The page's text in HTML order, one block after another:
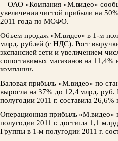
ОАО «Компания «М.видео»
увеличении чистой прибыли на
2011 года по МСФО.
Объем продаж «М.видео» в 1-м
млрд. рублей (с НДС). Рост
экспансией сети и увеличением
сопоставимых магазинов на 11,4%
компании.
Валовая прибыль «М.видео» по
выросла на 37% до 12,4 млрд. руб.
полугодии 2011 г. составила
Операционная прибыль
полугодии 2011 г. достигла 1,1
Группы в 1-м полугодии 2011 г.